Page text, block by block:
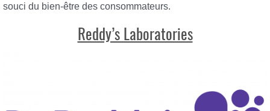
souci du bien-être des consommateurs.
Reddy’s Laboratories